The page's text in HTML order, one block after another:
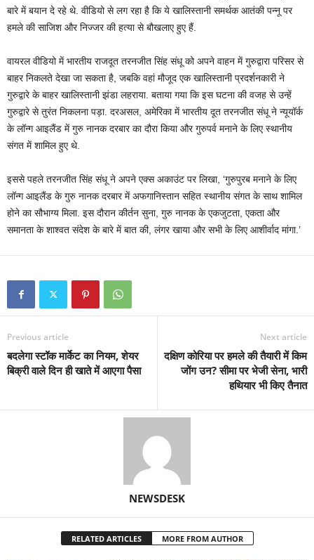
बारे में बयान दे रहे थे. वीडियो से लग रहा है कि ये खालिस्तानी समर्थक आतंकी पन्नू पर
हमले की साजिश और निज्जर की हत्या से बौखलाए हुए हैं.
वायरल वीडियो में भारतीय राजदूत तरनजीत सिंह संधू को अपने वाहन में गुरुद्वारा परिसर से
बाहर निकलते देखा जा सकता है, जबकि वहां मौजूद एक खालिस्तानी प्रदर्शनकारी ने
गुरुद्वारे के बाहर खालिस्तानी झंडा लहराया. बताया गया कि इस घटना की वजह से उन्हें
गुरुद्वारे से तुरंत निकलना पड़ा. दरअसल, अमेरिका में भारतीय दूत तरनजीत संधू ने न्यूयॉर्क
के लॉन्ग आइलैंड में गुरु नानक दरबार का दौरा किया और गुरुपर्व मनाने के लिए स्थानीय
संगत में शामिल हुए थे.
इससे पहले तरनजीत सिंह संधू ने अपने एक्स अकाउंट पर लिखा, ‘गुरुपुरब मनाने के लिए
लॉन्ग आइलैंड के गुरु नानक दरबार में अफगानिस्तान सहित स्थानीय संगत के साथ शामिल
होने का सौभाग्य मिला. इस दौरान कीर्तन सुना, गुरु नानक के एकजुटता, एकता और
समानता के शाश्वत संदेश के बारे में बात की, लंगर खाया और सभी के लिए आशीर्वाद मांगा.’
Previous article
बदलेगा स्‍टॉक मार्केट का नियम, शेयर
बिक्री वाले दिन ही खाते में आएगा पैसा
Next article
दक्षिण कोरिया पर हमले की तैयारी में किम
जोंग उन? सीमा पर भेजी सेना, भारी
हथियार भी किए तैनात
NEWSDESK
RELATED ARTICLES MORE FROM AUTHOR